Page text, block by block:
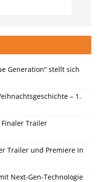
Generation“ stellt sich
– 1.
Finaler Trailer
Trailer und Premiere in
Next-Gen-Technologie